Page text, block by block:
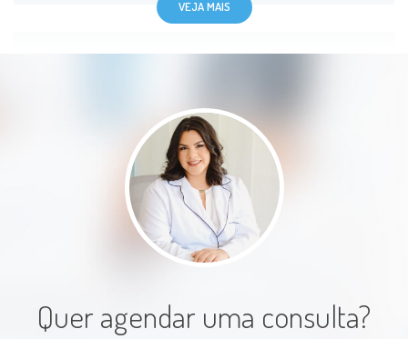
excelente profissional
Paciente
Excelente atendimento e
VEJA MAIS
Quer agendar uma consulta?